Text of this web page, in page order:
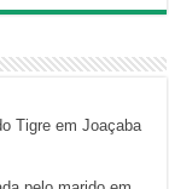
Tigre em Joaçaba